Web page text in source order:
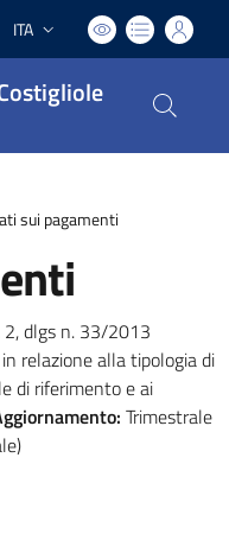
Lingua attiva:
ITA
sui pagamenti
dlgs n. 33/2013
relazione alla tipologia di
di riferimento e ai
Trimestrale